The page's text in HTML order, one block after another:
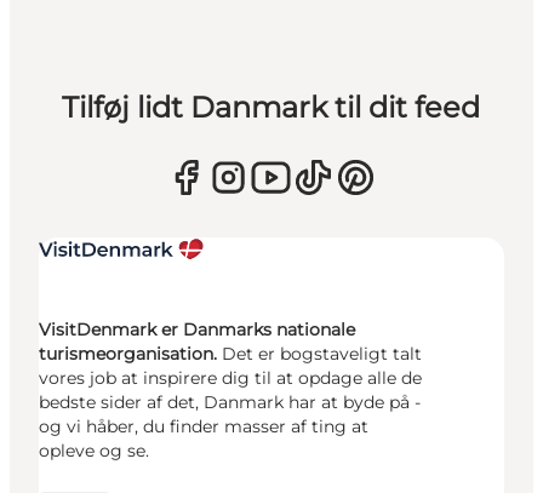
Tilføj lidt Danmark til dit feed
VisitDenmark er Danmarks nationale
turismeorganisation. Det er bogstaveligt talt
vores job at inspirere dig til at opdage alle de
bedste sider af det, Danmark har at byde på -
og vi håber, du finder masser af ting at
opleve og se.